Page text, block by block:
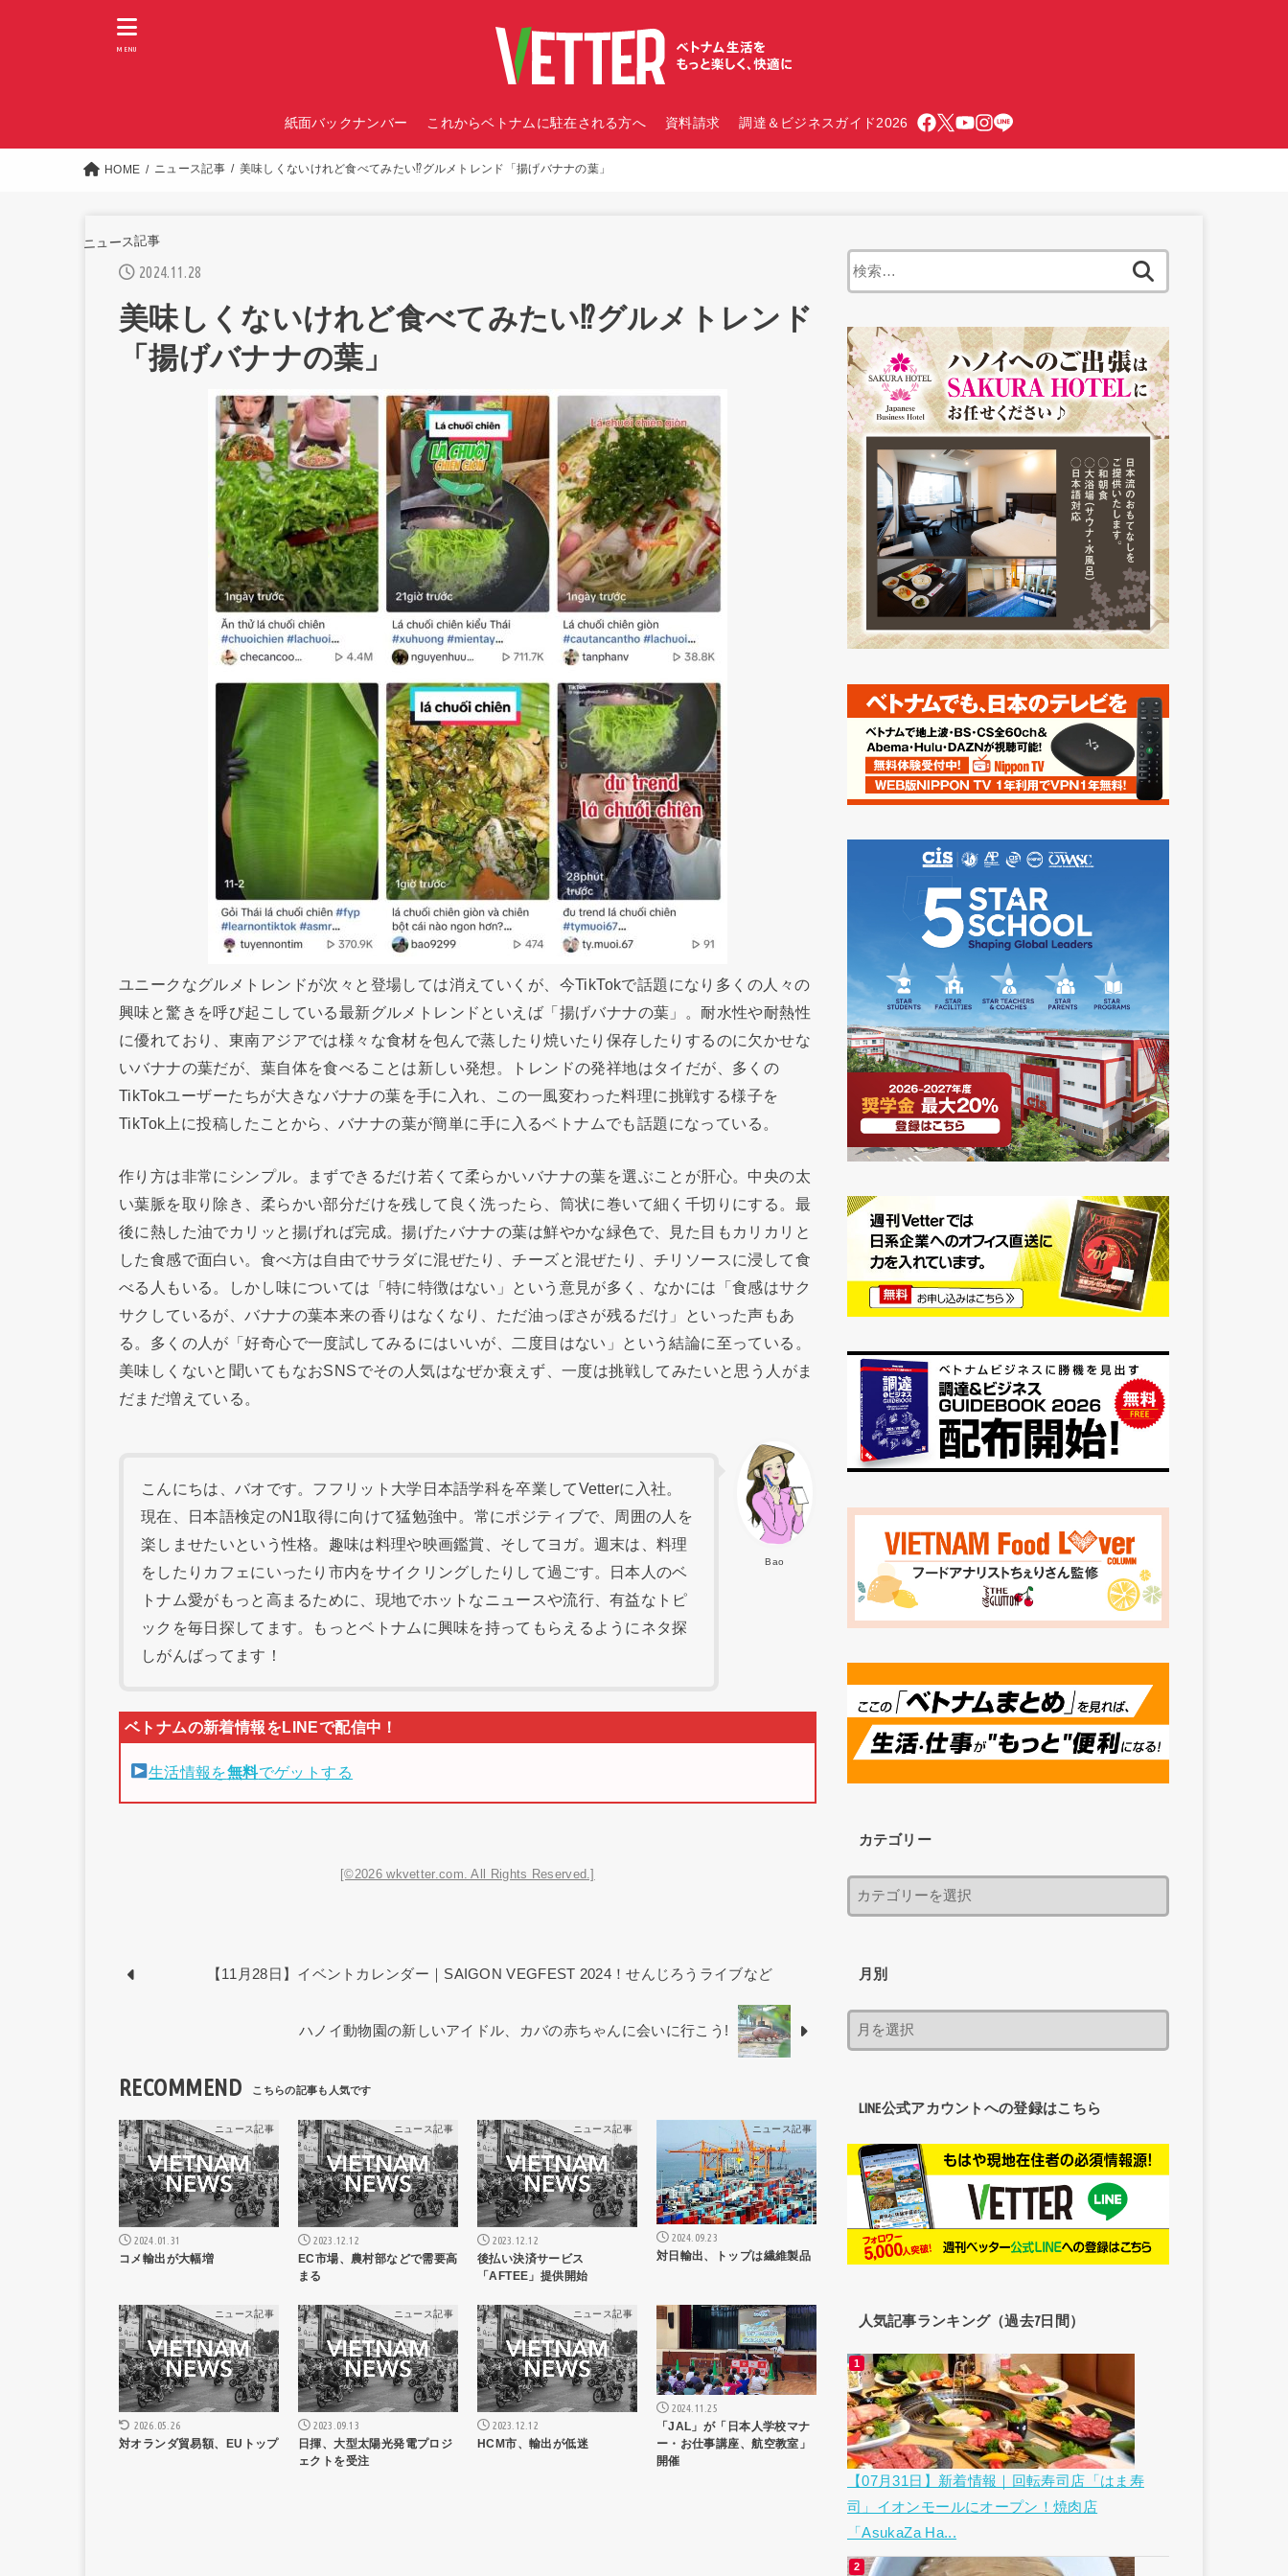
紙面バックナンバー これからベトナムに駐在される方へ 資料請求 調達＆ビジネスガイド2026
MENU
HOME ニュース記事 美味しくないけれど食べてみたい⁉︎グルメトレンド「揚げバナナの葉」
ニュース記事
2024.11.28
美味しくないけれど食べてみたい⁉︎グルメトレンド
「揚げバナナの葉」
ユニークなグルメトレンドが次々と登場しては消えていくが、今TikTokで話題になり多くの人々の
興味と驚きを呼び起こしている最新グルメトレンドといえば「揚げバナナの葉」。耐水性や耐熱性
に優れており、東南アジアでは様々な食材を包んで蒸したり焼いたり保存したりするのに欠かせな
いバナナの葉だが、葉自体を食べることは新しい発想。トレンドの発祥地はタイだが、多くの
TikTokユーザーたちが大きなバナナの葉を手に入れ、この一風変わった料理に挑戦する様子を
TikTok上に投稿したことから、バナナの葉が簡単に手に入るベトナムでも話題になっている。
作り方は非常にシンプル。まずできるだけ若くて柔らかいバナナの葉を選ぶことが肝心。中央の太
い葉脈を取り除き、柔らかい部分だけを残して良く洗ったら、筒状に巻いて細く千切りにする。最
後に熱した油でカリッと揚げれば完成。揚げたバナナの葉は鮮やかな緑色で、見た目もカリカリと
した食感で面白い。食べ方は自由でサラダに混ぜたり、チーズと混ぜたり、チリソースに浸して食
べる人もいる。しかし味については「特に特徴はない」という意見が多く、なかには「食感はサク
サクしているが、バナナの葉本来の香りはなくなり、ただ油っぽさが残るだけ」といった声もあ
る。多くの人が「好奇心で一度試してみるにはいいが、二度目はない」という結論に至っている。
美味しくないと聞いてもなおSNSでその人気はなぜか衰えず、一度は挑戦してみたいと思う人がま
だまだ増えている。
Bao
こんにちは、バオです。フフリット大学日本語学科を卒業してVetterに入社。
現在、日本語検定のN1取得に向けて猛勉強中。常にポジティブで、周囲の人を
楽しませたいという性格。趣味は料理や映画鑑賞、そしてヨガ。週末は、料理
をしたりカフェにいったり市内をサイクリングしたりして過ごす。日本人のベ
トナム愛がもっと高まるために、現地でホットなニュースや流行、有益なトピ
ックを毎日探してます。もっとベトナムに興味を持ってもらえるようにネタ探
しがんばってます！
生活情報を無料でゲットする
[©2026 wkvetter.com. All Rights Reserved.]
【11月28日】イベントカレンダー｜SAIGON VEGFEST 2024！せんじろうライブなど
ハノイ動物園の新しいアイドル、カバの赤ちゃんに会いに行こう!
RECOMMEND
ニュース記事
2024.01.31
コメ輸出が大幅増
ニュース記事
2023.12.12
EC市場、農村部などで需要高
まる
ニュース記事
2023.12.12
後払い決済サービス
「AFTEE」提供開始
ニュース記事
2024.09.23
対日輸出、トップは繊維製品
ニュース記事
2026.05.26
対オランダ貿易額、EUトップ
ニュース記事
2023.09.13
日揮、大型太陽光発電プロジ
ェクトを受注
ニュース記事
2023.12.12
HCM市、輸出が低迷
ニュース記事
2024.11.25
「JAL」が「日本人学校マナ
ー・お仕事講座、航空教室」
開催
カテゴリー
月別
LINE公式アカウントへの登録はこちら
人気記事ランキング（過去7日間）
【07月31日】新着情報｜回転寿司店「はま寿
司」イオンモールにオープン！焼肉店
「AsukaZa Ha...